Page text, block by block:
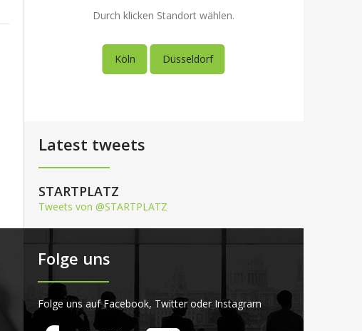
Durch klicken Standort wählen.
Köln Düsseldorf
Latest tweets
STARTPLATZ
Tweets von @STARTPLATZ
Folge uns
Folge uns auf Facebook, Twitter oder Instagram